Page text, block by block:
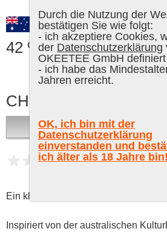
mgc Melbourne
42 % Vol.
CHF 49.90
Bei Verfügbarkeit
noch keine
Ein klassischer Gin mit einem Hauch
Inspiriert von der australischen
Durch die Nutzung der
bestätigen Sie wie folgt:
- ich akzeptiere Cookies,
der Datenschutzerklärung
OKEETEE GmbH
- ich habe das
Jahren erreicht.
OK, ich bin mit der
Datenschutzerklärung
einverstanden und
ich älter als 18 Jahre bin!